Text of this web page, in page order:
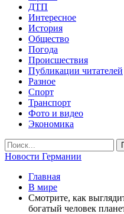
ДТП
Интересное
История
Общество
Погода
Происшествия
Публикации читателей
Разное
Спорт
Транспорт
Фото и видео
Экономика
Новости Германии
Главная
В мире
Смотрите, как
богатый человек